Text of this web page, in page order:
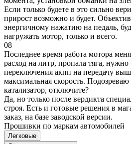
Если только будете в это сильно
прирост возможно и будет.
энергичному нажатию на педаль,
нагружать мотор, только и всего.
08
Последнее время работа мотора
расход на литр, пропала тяга,
переключения акпп на передачу
максимальная скорость.
катализатор, отключите?
Да, но только после вердикта
строя. Есть и готовые решения в
заказ, на базе заводской версии.
Прошивки по маркам автомобилей
Легковые